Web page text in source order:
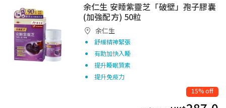
余仁生 安睡紫靈芝「破壁」孢子膠囊
(加強配方) 50粒
余仁生
舒緩精神緊張
有助加快入睡
提升睡眠質素
提升免疫力
15% off